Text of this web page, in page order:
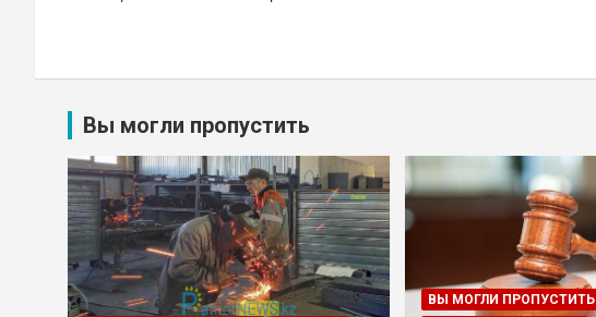
Вы могли пропустить
ВЫ МОГЛИ ПРОПУСТИТЬ